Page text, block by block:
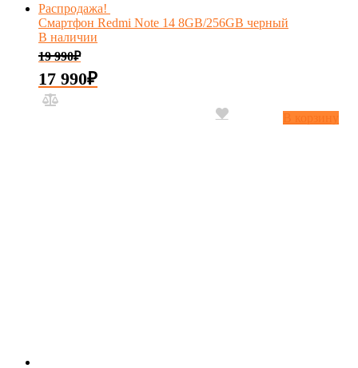
Распродажа!
Смартфон Redmi Note 14 8GB/256GB черный
В наличии
19 990₽
17 990₽